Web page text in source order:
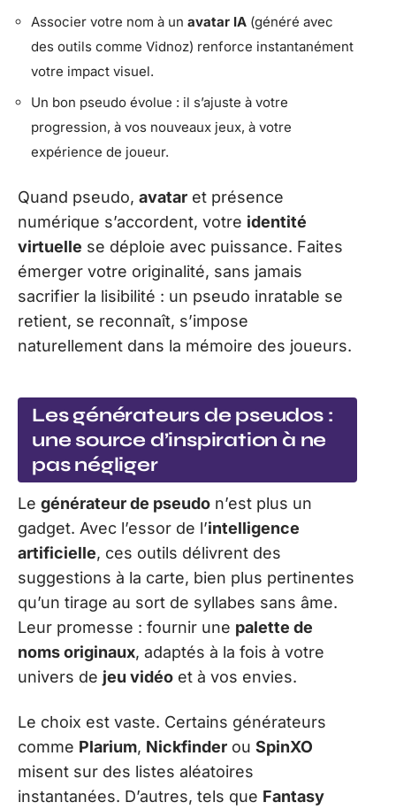
Associer votre nom à un avatar IA (généré avec
des outils comme Vidnoz) renforce instantanément
votre impact visuel.
Un bon pseudo évolue : il s’ajuste à votre
progression, à vos nouveaux jeux, à votre
expérience de joueur.
Quand pseudo, avatar et présence
numérique s’accordent, votre identité
virtuelle se déploie avec puissance. Faites
émerger votre originalité, sans jamais
sacrifier la lisibilité : un pseudo inratable se
retient, se reconnaît, s’impose
naturellement dans la mémoire des joueurs.
Les générateurs de pseudos :
une source d’inspiration à ne
pas négliger
Le générateur de pseudo n’est plus un
gadget. Avec l’essor de l’intelligence
artificielle, ces outils délivrent des
suggestions à la carte, bien plus pertinentes
qu’un tirage au sort de syllabes sans âme.
Leur promesse : fournir une palette de
noms originaux, adaptés à la fois à votre
univers de jeu vidéo et à vos envies.
Le choix est vaste. Certains générateurs
comme Plarium, Nickfinder ou SpinXO
misent sur des listes aléatoires
instantanées. D’autres, tels que Fantasy